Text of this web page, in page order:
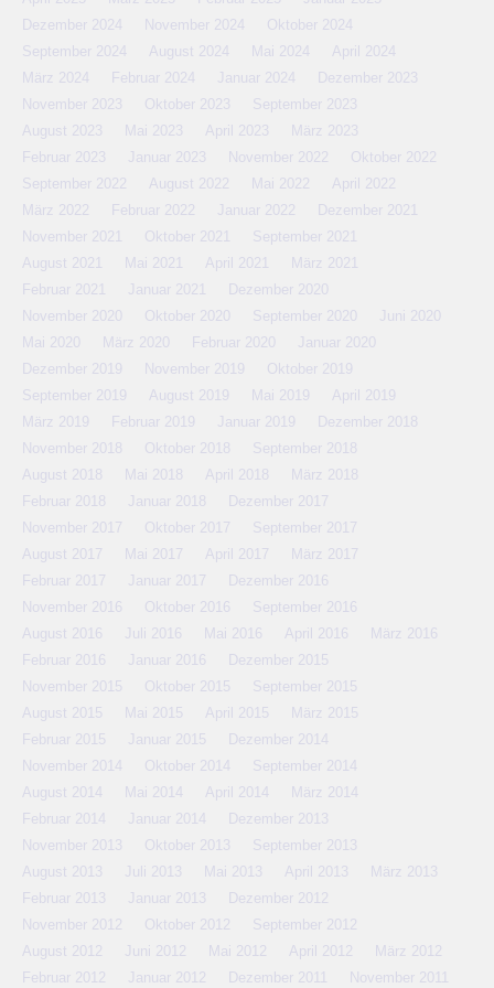
Dezember 2024
November 2024
Oktober 2024
September 2024
August 2024 Mai 2024
April 2024
März 2024
Februar 2024 Januar 2024
Dezember 2023
November 2023
Oktober 2023
September 2023
August 2023
Mai 2023 April 2023
März 2023
Februar 2023
Januar 2023 November 2022
Oktober 2022
September 2022
August 2022 Mai 2022
April 2022
März 2022
Februar 2022 Januar 2022
Dezember 2021
November 2021
Oktober 2021
September 2021
August 2021
Mai 2021 April 2021
März 2021
Februar 2021
Januar 2021
Dezember 2020
November 2020
Oktober 2020 September 2020
Juni 2020
Mai 2020
März 2020 Februar 2020
Januar 2020
Dezember 2019
November 2019
Oktober 2019
September 2019
August 2019 Mai 2019
April 2019
März 2019
Februar 2019 Januar 2019
Dezember 2018
November 2018
Oktober 2018
September 2018
August 2018
Mai 2018 April 2018
März 2018
Februar 2018
Januar 2018
Dezember 2017
November 2017
Oktober 2017
September 2017
August 2017
Mai 2017 April 2017
März 2017
Februar 2017
Januar 2017
Dezember 2016
November 2016
Oktober 2016
September 2016
August 2016
Juli 2016 Mai 2016 April 2016
März 2016
Februar 2016
Januar 2016
Dezember 2015
November 2015
Oktober 2015
September 2015
August 2015
Mai 2015 April 2015
März 2015
Februar 2015
Januar 2015
Dezember 2014
November 2014
Oktober 2014
September 2014
August 2014
Mai 2014 April 2014
März 2014
Februar 2014
Januar 2014
Dezember 2013
November 2013
Oktober 2013
September 2013
August 2013
Juli 2013 Mai 2013 April 2013
März 2013
Februar 2013
Januar 2013
Dezember 2012
November 2012
Oktober 2012
September 2012
August 2012
Juni 2012 Mai 2012 April 2012
März 2012
Februar 2012
Januar 2012 Dezember 2011 November 2011